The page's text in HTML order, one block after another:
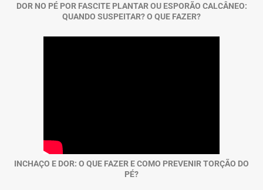
DOR NO PÉ POR FASCITE PLANTAR OU ESPORÃO CALCÂNEO:
QUANDO SUSPEITAR? O QUE FAZER?
INCHAÇO E DOR: O QUE FAZER E COMO PREVENIR TORÇÃO DO
PÉ?